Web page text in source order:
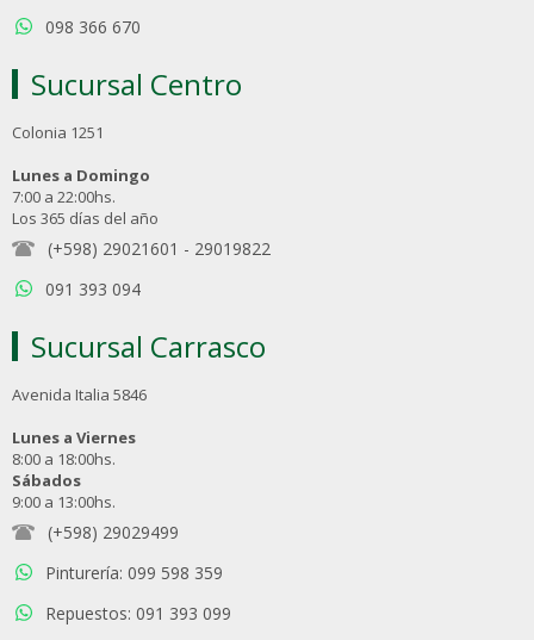
098 366 670
Sucursal Centro
Colonia 1251
Lunes a Domingo
7:00 a 22:00hs.
Los 365 días del año
(+598) 29021601 - 29019822
091 393 094
Sucursal Carrasco
Avenida Italia 5846
Lunes a Viernes
8:00 a 18:00hs.
Sábados
9:00 a 13:00hs.
(+598) 29029499
Pinturería: 099 598 359
Repuestos: 091 393 099